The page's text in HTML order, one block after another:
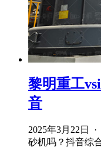
黎明重工
音
2025年3月22日
砂机吗？抖音综